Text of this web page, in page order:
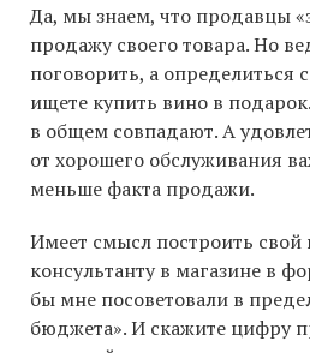
Да, мы знаем, что продавцы
продажу своего товара. Но
поговорить, а определиться
ищете купить вино в
в общем совпадают. А
от хорошего обслуживания
меньше факта продажи.
Имеет смысл построить свой
консультанту в магазине в
бы мне посоветовали в
бюджета». И скажите цифру